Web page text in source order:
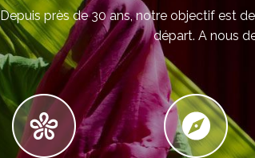
Depuis près de 30 ans, notre objectif est
départ. A nous